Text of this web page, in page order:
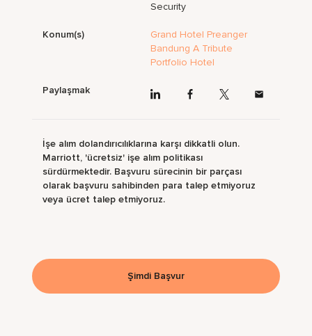
Security
Konum(s)
Grand Hotel Preanger
Bandung A Tribute
Portfolio Hotel
Paylaşmak
İşe alım dolandırıcılıklarına karşı dikkatli olun.
Marriott, 'ücretsiz' işe alım politikası
sürdürmektedir. Başvuru sürecinin bir parçası
olarak başvuru sahibinden para talep etmiyoruz
veya ücret talep etmiyoruz.
Şimdi Başvur